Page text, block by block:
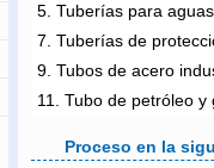
5. Tuberías para
7. Tuberías de
9. Tubos de acero
11. Tubo de petróleo y
Proceso en la